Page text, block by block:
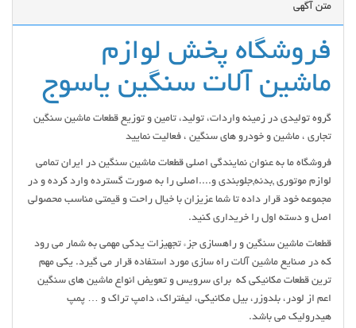
متن آگهی
فروشگاه پخش لوازم
ماشین آلات سنگین یاسوج
گروه تولیدی در زمینه واردات، تولید، تامین و توزیع قطعات ماشین سنگین
تجاری ، ماشین و خودرو های سنگین ، فعالیت نمایید
فروشگاه ما به عنوان نمایندگی اصلی قطعات ماشین سنگین در ایران تمامی
لوازم موتوری ,بدنه,جلوبندی و....اصلی را به صورت گسترده وارد کرده و در
مجموعه خود قرار داده تا شما عزیزان با خیال راحت و قیمتی مناسب محصولی
اصل و دسته اول را خریداری کنید.
قطعات ماشین سنگین و راهسازی جزء تجهیزات یدکی مهمی به شمار می رود
که در صنایع ماشین آلات راه سازی مورد استفاده قرار می گیرد. یکی مهم
ترین قطعات مکانیکی که برای سرویس و تعویض انواع ماشین های سنگین
اعم از لودر، بلدوزر، بیل مکانیکی، لیفتراک، دامپ تراک و … پمپ
هیدرولیک می باشد.